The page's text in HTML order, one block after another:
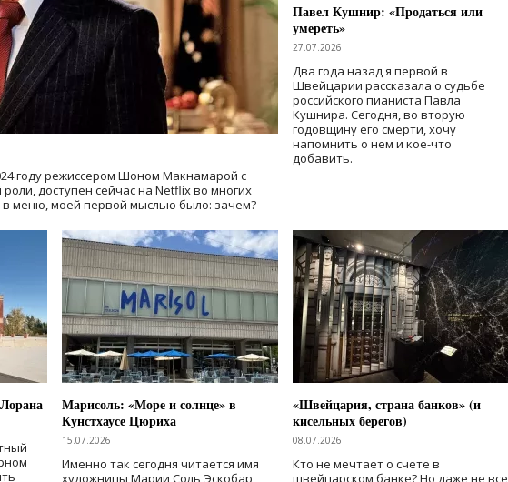
годурежиссером Шоном Макнамарой с
доступен сейчас на Netflix во многих
в меню, моей первой мыслью было: зачем?
Павел Кушнир: «Продаться или
умереть»
27.07.2026
Два года назад я первой в
Швейцарии рассказала о судьбе
российского пианиста Павла
Кушнира. Сегодня, во вторую
годовщину его смерти, хочу
напомнить о нем и кое-что
добавить.
Марисоль: «Море и солнце» в
Кунстхаусе Цюриха
15.07.2026
Именно так сегодня читается имя
художницы Марии Соль Эскобар
«Швейцария, страна банков» (и
кисельных берегов)
08.07.2026
Кто не мечтает о счете в
швейцарском банке? Но даже не все